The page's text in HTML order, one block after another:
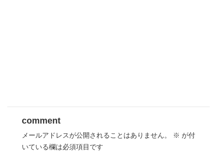
comment
メールアドレスが公開されることはありません。 ※ が付
いている欄は必須項目です